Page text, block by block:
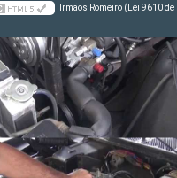
Irmãos Romeiro (Lei 9610